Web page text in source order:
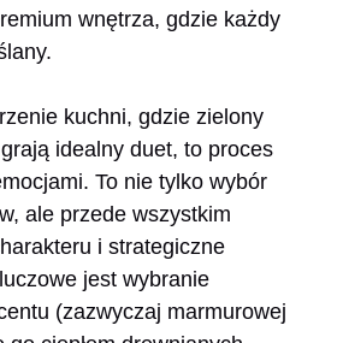
wnętrza, gdzie każdy
kuchni, gdzie zielony
idealny duet, to proces
To nie tylko wybór
ale przede wszystkim
i strategiczne
jest wybranie
(zazwyczaj marmurowej